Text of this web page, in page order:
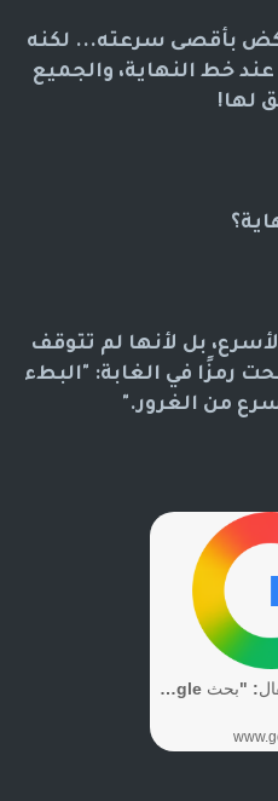
بأقصى سرعته... لكنه
خط النهاية، والجميع
لها!
بل لأنها لم تتوقف
رمزًا في الغابة: "البطء
من الغرور."